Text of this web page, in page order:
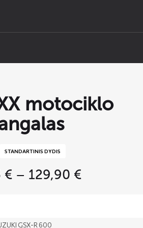
motociklo
STANDARTINIS DYDIS
€ – 129,90 €Price
GSX-R 600